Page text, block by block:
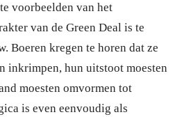
voorbeelden van het
van de Green Deal is te
Boeren kregen te horen dat ze
inkrimpen, hun uitstoot moesten
moesten omvormen tot
is even eenvoudig als